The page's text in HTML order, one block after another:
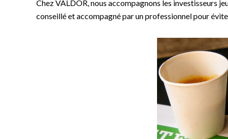
Chez VALDOR, nous accompagnons les investisseurs
conseillé et accompagné par un professionnel pour